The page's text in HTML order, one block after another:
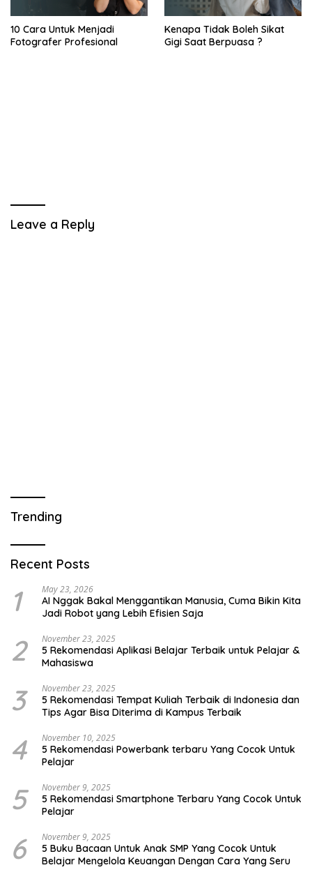
10 Cara Untuk Menjadi
Fotografer Profesional
Kenapa Tidak Boleh Sikat
Gigi Saat Berpuasa ?
Leave a Reply
Trending
Recent Posts
1 May 23, 2026
AI Nggak Bakal Menggantikan Manusia, Cuma Bikin Kita
Jadi Robot yang Lebih Efisien Saja
2 November 23, 2025
5 Rekomendasi Aplikasi Belajar Terbaik untuk Pelajar &
Mahasiswa
3 November 23, 2025
5 Rekomendasi Tempat Kuliah Terbaik di Indonesia dan
Tips Agar Bisa Diterima di Kampus Terbaik
4 November 10, 2025
5 Rekomendasi Powerbank terbaru Yang Cocok Untuk
Pelajar
5 November 9, 2025
5 Rekomendasi Smartphone Terbaru Yang Cocok Untuk
Pelajar
6 November 9, 2025
5 Buku Bacaan Untuk Anak SMP Yang Cocok Untuk
Belajar Mengelola Keuangan Dengan Cara Yang Seru